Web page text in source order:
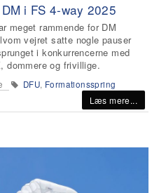
i FS 4-way 2025
meget rammende for DM
vejret satte nogle pauser
i konkurrencerne med
dommere og frivillige.
DFU, Formationsspring
Læs mere...